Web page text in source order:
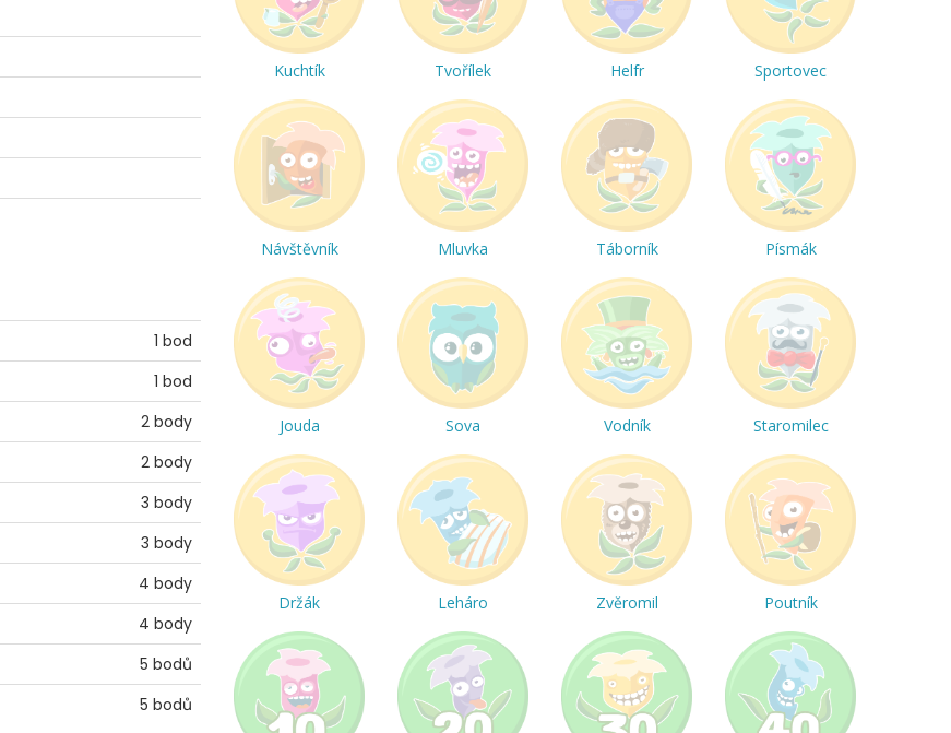
1 bod
1 bod
2 body
2 body
3 body
3 body
4 body
4 body
5 bodů
5 bodů
Kuchtík Tvořílek Helfr Sportovec
Návštěvník Mluvka Táborník Písmák
Jouda Sova Vodník Staromilec
Držák Leháro Zvěromil Poutník